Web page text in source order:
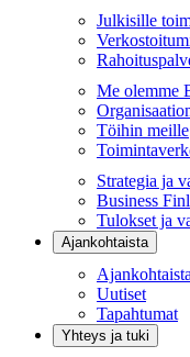
Julkisille
Me olemme
Töihin meille
Strategia ja
Business
Tulokset ja
Ajankohtaista
Ajankohtaista
Uutiset
Tapahtumat
Yhteys ja tuki